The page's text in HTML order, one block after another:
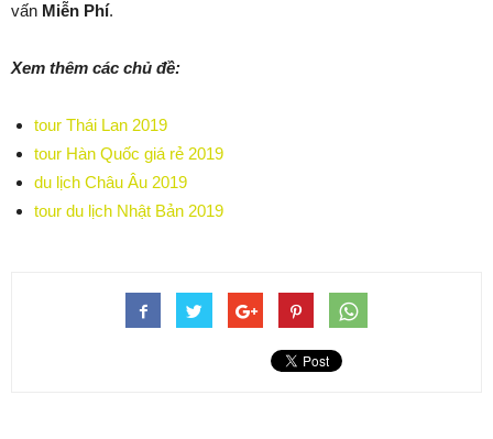
vấn Miễn Phí.
Xem thêm các chủ đề:
tour Thái Lan 2019
tour Hàn Quốc giá rẻ 2019
du lịch Châu Âu 2019
tour du lịch Nhật Bản 2019